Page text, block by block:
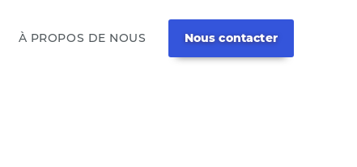
À PROPOS DE NOUS Nous contacter